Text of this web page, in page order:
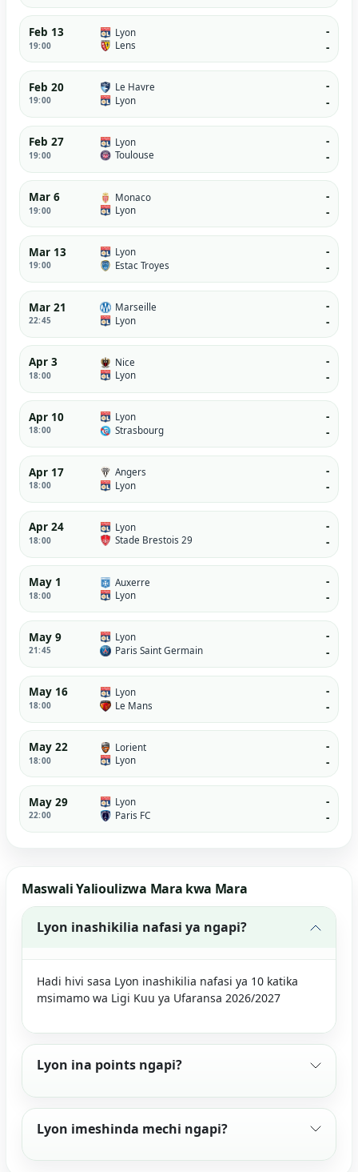
Feb 13
19:00
Lyon
Lens
-
-
Feb 20
19:00
Le Havre
Lyon
-
-
Feb 27
19:00
Lyon
Toulouse
-
-
Mar 6
19:00
Monaco
Lyon
-
-
Mar 13
19:00
Lyon
Estac Troyes
-
-
Mar 21
22:45
Marseille
Lyon
-
-
Apr 3
18:00
Nice
Lyon
-
-
Apr 10
18:00
Lyon
Strasbourg
-
-
Apr 17
18:00
Angers
Lyon
-
-
Apr 24
18:00
Lyon
Stade Brestois 29
-
-
May 1
18:00
Auxerre
Lyon
-
-
May 9
21:45
Lyon
Paris Saint Germain
-
-
May 16
18:00
Lyon
Le Mans
-
-
May 22
18:00
Lorient
Lyon
-
-
May 29
22:00
Lyon
Paris FC
-
-
Maswali Yalioulizwa Mara kwa Mara
Lyon inashikilia nafasi ya ngapi?
Hadi hivi sasa Lyon inashikilia nafasi ya 10 katika
msimamo wa Ligi Kuu ya Ufaransa 2026/2027
Lyon ina points ngapi?
Lyon imeshinda mechi ngapi?